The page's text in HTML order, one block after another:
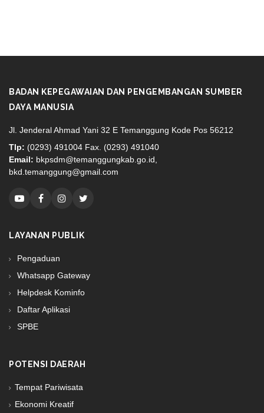
BADAN KEPEGAWAIAN DAN PENGEMBANGAN SUMBER
DAYA MANUSIA
Jl. Jenderal Ahmad Yani 32 E Temanggung Kode Pos 56212
Tlp: (0293) 491004 Fax. (0293) 491040
Email: bkpsdm@temanggungkab.go.id,
bkd.temanggung@gmail.com
LAYANAN PUBLIK
Pengaduan
Whatsapp Gateway
Helpdesk Kominfo
Daftar Aplikasi
SPBE
POTENSI DAERAH
Tempat Pariwisata
Ekonomi Kreatif